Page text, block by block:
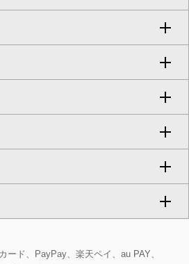
ソール
ー
ドレス
ンツ
ツ
ンツ
ンワン
ート
ート
スーツ
ト
ゾン
スヌード
ル
ー
ード、PayPay、楽天ペイ、au PAY、